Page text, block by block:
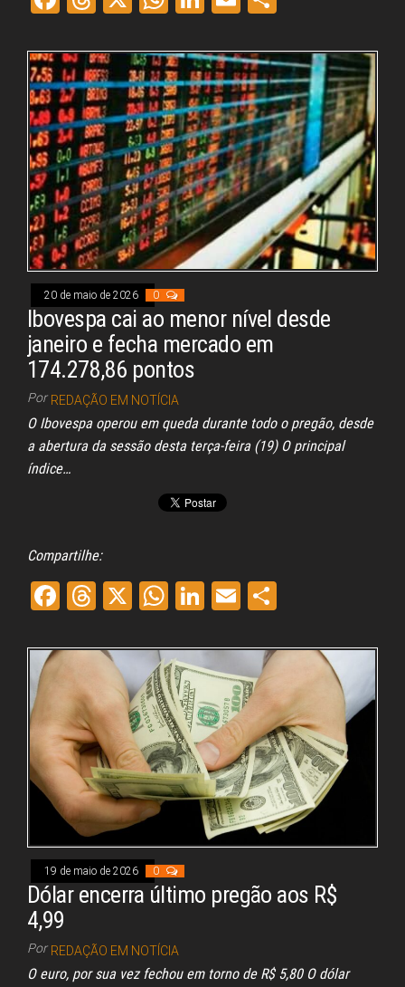
bo
ok
ad
s
ts
A
pp
ed
In
ail e
20 de maio de 2026 0
Ibovespa cai ao menor nível desde
janeiro e fecha mercado em
174.278,86 pontos
Por REDAÇÃO EM NOTÍCIA
O Ibovespa operou em queda durante todo o pregão, desde
a abertura da sessão desta terça-feira (19) O principal
índice…
Compartilhe:
Fa
bo
ok
Th
ad
X
W
ts
A
pp
Li
ed
In
E
ail e
19 de maio de 2026 0
Dólar encerra último pregão aos R$
4,99
Por REDAÇÃO EM NOTÍCIA
O euro, por sua vez fechou em torno de R$ 5,80 O dólar